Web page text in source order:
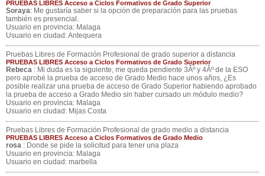
PRUEBAS LIBRES Acceso a Ciclos Formativos de Grado Superior
Soraya: Me gustaría saber si la opción de preparación para las pruebas
también es presencial.
Usuario en provincia: Malaga
Usuario en ciudad: Antequera
Pruebas Libres de Formación Profesional de grado superior a distancia
PRUEBAS LIBRES Acceso a Ciclos Formativos de Grado Superior
Rebeca : Mi duda es la siguiente, me queda pendiente 3Âº y 4Âº de la ESO
pero aprobé la prueba de acceso de Grado Medio hace unos años, ¿Es
posible realizar una prueba de acceso de Grado Superior habiendo aprobado
la prueba de acceso a Grado Medio sin haber cursado un módulo medio?
Usuario en provincia: Malaga
Usuario en ciudad: Mijas Costa
Pruebas Libres de Formación Profesional de grado medio a distancia
PRUEBAS LIBRES Acceso a Ciclos Formativos de Grado Medio
rosa : Donde se pide la solicitud para tener una plaza
Usuario en provincia: Malaga
Usuario en ciudad: marbella